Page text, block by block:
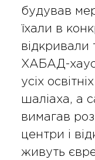
будував
їхали в
відкривали
ХАБАД-
усіх
шаліаха, а
вимагав
центри і
живуть